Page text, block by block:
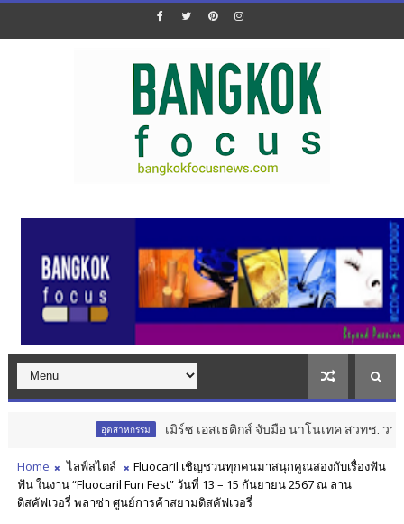
อุตสาหกรรม เมิร์ซ เอสเธติกส์ จับมือ นาโนเทค สวทช. วางราก
Home ไลฟ์สไตล์
Fluocaril เชิญชวนทุกคนมาสนุกคูณสองกับเรื่องฟัน
ฟัน ในงาน “Fluocaril Fun Fest” วันที่ 13 – 15 กันยายน 2567 ณ ลาน
ดิสคัฟเวอรี่ พลาซ่า ศูนย์การค้าสยามดิสคัฟเวอรี่